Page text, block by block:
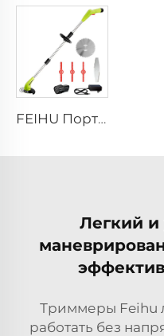
FEIHU Портативный аккумуляторный литиевый электрический садовый триммер для кромки газона, 12 В/21 В/40 В, машина для стрижки газона со стальным лезвием
Легкий
Триммеры Feihu
работать без